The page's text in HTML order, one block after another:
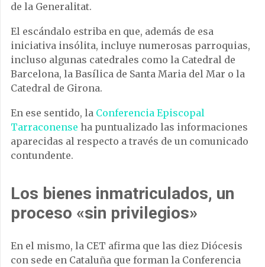
de la Generalitat.
El escándalo estriba en que, además de esa
iniciativa insólita, incluye numerosas parroquias,
incluso algunas catedrales como la Catedral de
Barcelona, la Basílica de Santa Maria del Mar o la
Catedral de Girona.
En ese sentido, la Conferencia Episcopal
Tarraconense ha puntualizado las informaciones
aparecidas al respecto a través de un comunicado
contundente.
Los bienes inmatriculados, un
proceso «sin privilegios»
En el mismo, la CET afirma que las diez Diócesis
con sede en Cataluña que forman la Conferencia